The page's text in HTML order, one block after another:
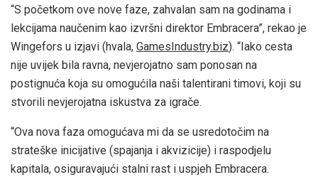
“S početkom ove nove faze, zahvalan sam na godinama i
lekcijama naučenim kao izvršni direktor Embracera”, rekao je
Wingefors u izjavi (hvala, GamesIndustry.biz). “Iako cesta
nije uvijek bila ravna, nevjerojatno sam ponosan na
postignuća koja su omogućila naši talentirani timovi, koji su
stvorili nevjerojatna iskustva za igrače.
“Ova nova faza omogućava mi da se usredotočim na
strateške inicijative (spajanja i akvizicije) i raspodjelu
kapitala, osiguravajući stalni rast i uspjeh Embracera.